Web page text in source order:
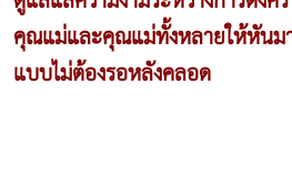
คุณแม่และคุณแม่ทั้งหลายให้หันม
แบบไม่ต้องรอหลังคลอด